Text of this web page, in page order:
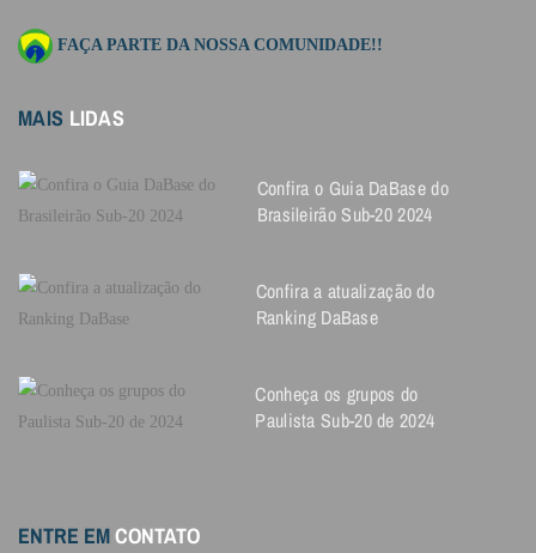
FAÇA PARTE DA NOSSA COMUNIDADE!!
MAIS LIDAS
Confira o Guia DaBase do
Brasileirão Sub-20 2024
Confira a atualização do
Ranking DaBase
Conheça os grupos do
Paulista Sub-20 de 2024
ENTRE EMCONTATO